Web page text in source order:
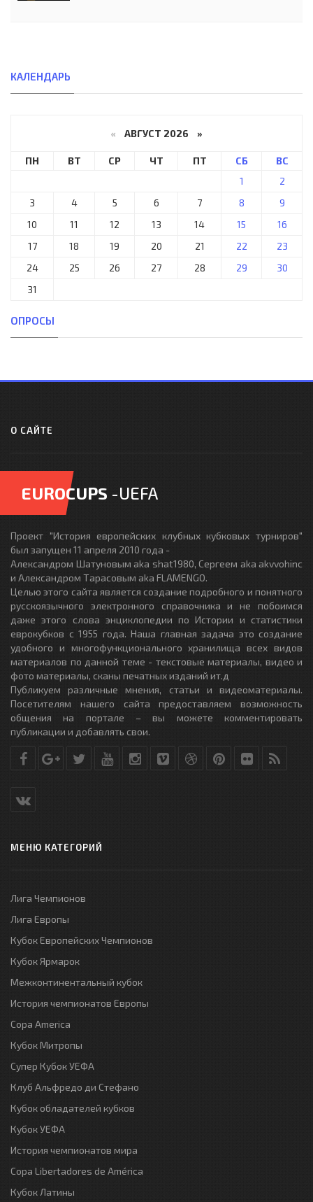
КАЛЕНДАРЬ
« АВГУСТ 2026 »
ПН ВТ СР ЧТ ПТ СБ
ВС
1
2
3
4 5 6 7 8
9
10
11 12 13 14 15
16
17
18 19 20 21 22
23
24
25 26 27 28 29
30
31
ОПРОСЫ
О САЙТЕ
EUROCUPS -UEFA
Проект "История европейских клубных кубковых турниров"
был запущен 11 апреля 2010 года -
Александром Шатуновым aka shat1980, Сергеем aka akvvohinc
и Александром Тарасовым aka FLAMENGO.
Целью этого сайта является создание подробного и понятного
русскоязычного электронного справочника и не побоимся
даже этого слова энциклопедии по Истории и статистики
еврокубков с 1955 года. Наша главная задача это создание
удобного и многофункционального хранилища всех видов
материалов по данной теме - текстовые материалы, видео и
фото материалы, сканы печатных изданий ит.д
Публикуем различные мнения, статьи и видеоматериалы.
Посетителям нашего сайта предоставляем возможность
общения на портале – вы можете комментировать
публикации и добавлять свои.
МЕНЮ КАТЕГОРИЙ
Лига Чемпионов
Лига Европы
Кубок Европейских Чемпионов
Кубок Ярмарок
Межконтинентальный кубок
История чемпионатов Европы
Copa America
Кубок Митропы
Супер Кубок УЕФА
Клуб Альфредо ди Стефано
Кубок обладателей кубков
Кубок УЕФА
История чемпионатов мира
Copa Libertadores de América
Кубок Латины